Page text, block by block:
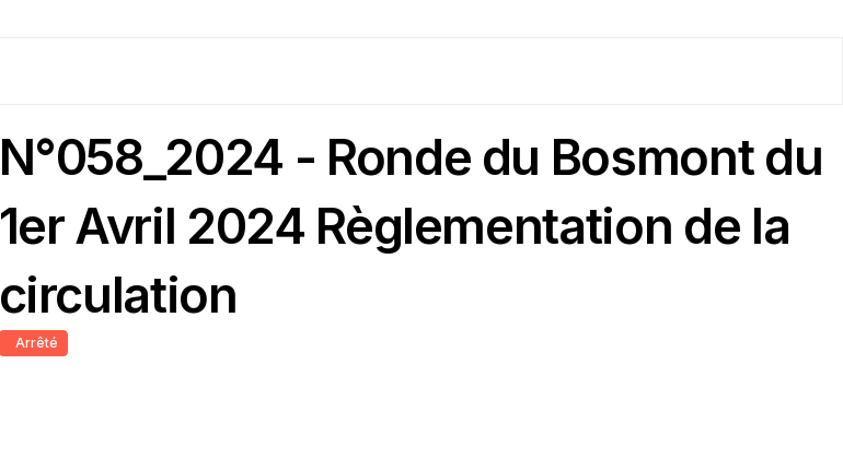
N°058_2024 - Ronde du Bosmont du
1er Avril 2024 Règlementation de la
circulation
Arrêté